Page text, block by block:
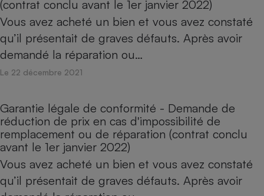
(contrat conclu avant le 1er janvier 2022)
Vous avez acheté un bien et vous avez constaté
qu’il présentait de graves défauts. Après avoir
demandé la réparation ou…
Le 22 décembre 2021
Garantie légale de conformité - Demande de
réduction de prix en cas d'impossibilité de
remplacement ou de réparation (contrat conclu
avant le 1er janvier 2022)
Vous avez acheté un bien et vous avez constaté
qu’il présentait de graves défauts. Après avoir